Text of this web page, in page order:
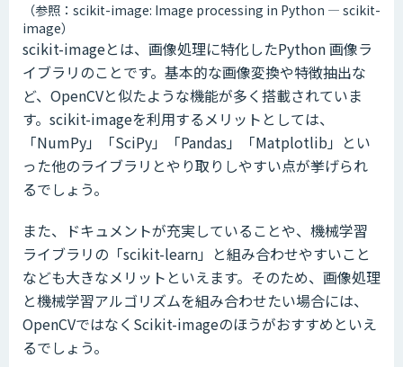
（参照：scikit-image: Image processing in Python ― scikit-
image）
scikit-imageとは、画像処理に特化したPython 画像ラ
イブラリのことです。基本的な画像変換や特徴抽出な
ど、OpenCVと似たような機能が多く搭載されていま
す。scikit-imageを利用するメリットとしては、
「NumPy」「SciPy」「Pandas」「Matplotlib」とい
った他のライブラリとやり取りしやすい点が挙げられ
るでしょう。
また、ドキュメントが充実していることや、機械学習
ライブラリの「scikit-learn」と組み合わせやすいこと
なども大きなメリットといえます。そのため、画像処理
と機械学習アルゴリズムを組み合わせたい場合には、
OpenCVではなくScikit-imageのほうがおすすめといえ
るでしょう。